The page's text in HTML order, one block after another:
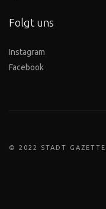
Folgt uns
Instagram
Facebook
© 2022 STADT GAZETTE